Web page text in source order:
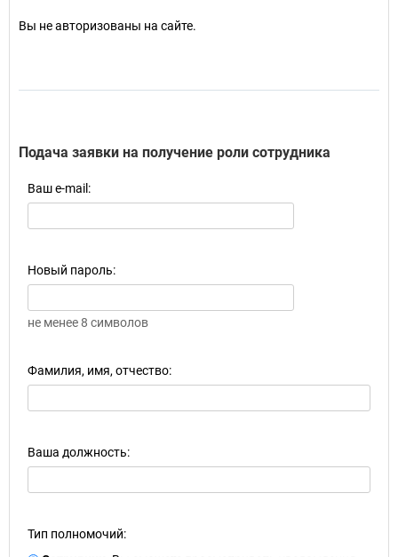
Вы не авторизованы на сайте.
Подача заявки на получение роли сотрудника
Ваш e-mail:
Новый пароль:
не менее 8 символов
Фамилия, имя, отчество:
Ваша должность:
Тип полномочий: